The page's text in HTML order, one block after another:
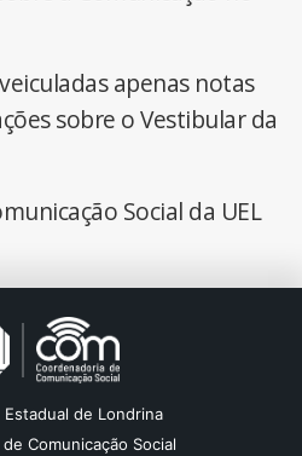
apenas notas
sobre o Vestibular da
Social da UEL
de Londrina
Comunicação Social